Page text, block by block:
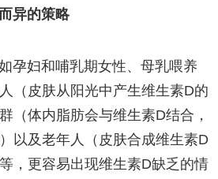
异的策略
孕妇和哺乳期女性、母乳喂养
（皮肤从阳光中产生维生素D的
（体内脂肪会与维生素D结合，
以及老年人（皮肤合成维生素D
，更容易出现维生素D缺乏的情